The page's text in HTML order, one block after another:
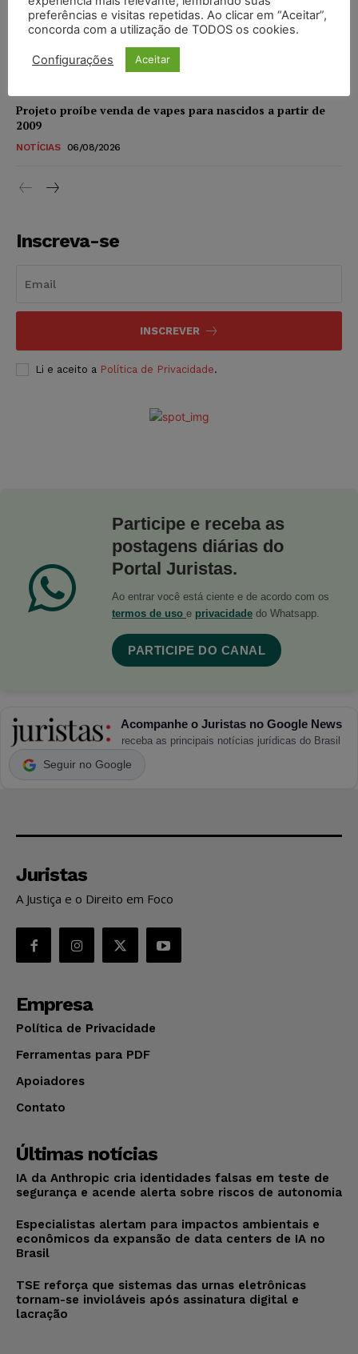
STF inicia julgamento sobre constitucionalidade da
proibição dos jogos de azar no Brasil
Projeto proíbe venda de vapes para nascidos a partir de
2009
NOTÍCIAS 06/08/2026
Inscreva-se
INSCREVER
Li e aceito a Política de Privacidade.
Participe e receba as
postagens diárias do
Portal Juristas.
Ao entrar você está ciente e de acordo com os
termos de uso e privacidade do Whatsapp.
PARTICIPE DO CANAL
Acompanhe o Juristas no Google News
receba as principais notícias jurídicas do Brasil
Seguir no Google
Juristas
A Justiça e o Direito em Foco
Empresa
Política de Privacidade
Ferramentas para PDF
Apoiadores
Contato
Últimas notícias
IA da Anthropic cria identidades falsas em teste de
segurança e acende alerta sobre riscos de autonomia
Especialistas alertam para impactos ambientais e
econômicos da expansão de data centers de IA no
Brasil
TSE reforça que sistemas das urnas eletrônicas
tornam-se invioláveis após assinatura digital e
lacração
preferências e visitas repetidas. Ao clicar em “Aceitar”,
concorda com a utilização de TODOS os cookies.
Configurações Aceitar